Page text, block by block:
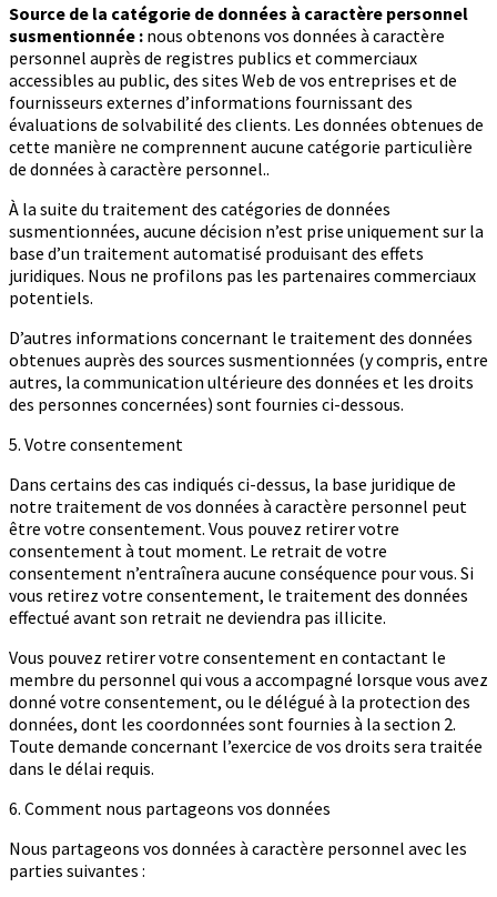
Source de la catégorie de données à caractère personnel
susmentionnée : nous obtenons vos données à caractère
personnel auprès de registres publics et commerciaux
accessibles au public, des sites Web de vos entreprises et de
fournisseurs externes d’informations fournissant des
évaluations de solvabilité des clients. Les données obtenues de
cette manière ne comprennent aucune catégorie particulière
de données à caractère personnel..
À la suite du traitement des catégories de données
susmentionnées, aucune décision n’est prise uniquement sur la
base d’un traitement automatisé produisant des effets
juridiques. Nous ne profilons pas les partenaires commerciaux
potentiels.
D’autres informations concernant le traitement des données
obtenues auprès des sources susmentionnées (y compris, entre
autres, la communication ultérieure des données et les droits
des personnes concernées) sont fournies ci-dessous.
5. Votre consentement
Dans certains des cas indiqués ci-dessus, la base juridique de
notre traitement de vos données à caractère personnel peut
être votre consentement. Vous pouvez retirer votre
consentement à tout moment. Le retrait de votre
consentement n’entraînera aucune conséquence pour vous. Si
vous retirez votre consentement, le traitement des données
effectué avant son retrait ne deviendra pas illicite.
Vous pouvez retirer votre consentement en contactant le
membre du personnel qui vous a accompagné lorsque vous avez
donné votre consentement, ou le délégué à la protection des
données, dont les coordonnées sont fournies à la section 2.
Toute demande concernant l’exercice de vos droits sera traitée
dans le délai requis.
6. Comment nous partageons vos données
Nous partageons vos données à caractère personnel avec les
parties suivantes :